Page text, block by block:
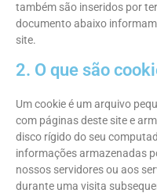
também são inseridos por
documento abaixo
site.
2. O que são
Um cookie é um arquivo
com páginas deste site e
disco rígido do seu
informações armazenadas
nossos servidores ou aos
durante uma visita